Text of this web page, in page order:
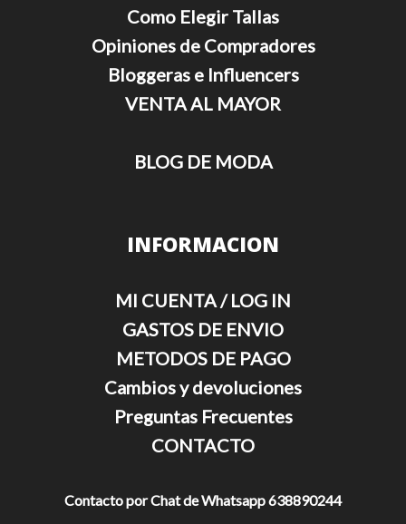
Como Elegir Tallas
Opiniones de Compradores
Bloggeras e Influencers
VENTA AL MAYOR
BLOG DE MODA
INFORMACION
MI CUENTA / LOG IN
GASTOS DE ENVIO
METODOS DE PAGO
Cambios y devoluciones
Preguntas Frecuentes
CONTACTO
Contacto por Chat de Whatsapp 638890244